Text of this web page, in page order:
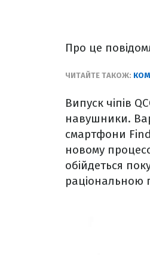
Про це
ЧИТАЙТЕ ТАКОЖ:
Випуск чіпів
навушники.
смартфони
новому
обійдеться
раціональною